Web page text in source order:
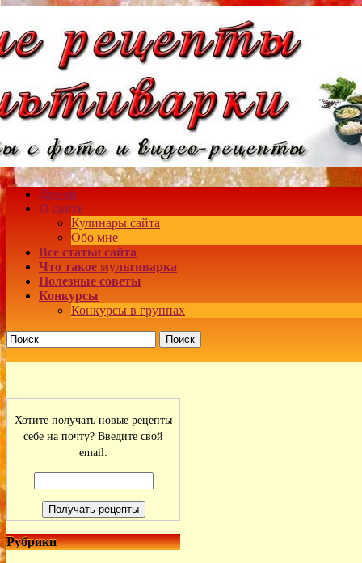
Домой
О сайте
Кулинары сайта
Обо мне
Все статьи сайта
Что такое мультиварка
Полезные советы
Конкурсы
Конкурсы в группах
Поиск
Хотите получать новые рецепты
себе на почту? Введите свой
email:
Рубрики